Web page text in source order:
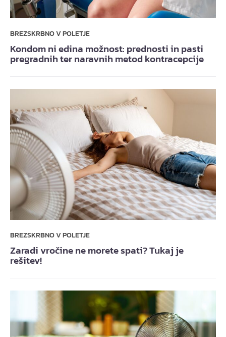
BREZSKRBNO V POLETJE
Kondom ni edina možnost: prednosti in pasti
pregradnih ter naravnih metod kontracepcije
BREZSKRBNO V POLETJE
Zaradi vročine ne morete spati? Tukaj je
rešitev!